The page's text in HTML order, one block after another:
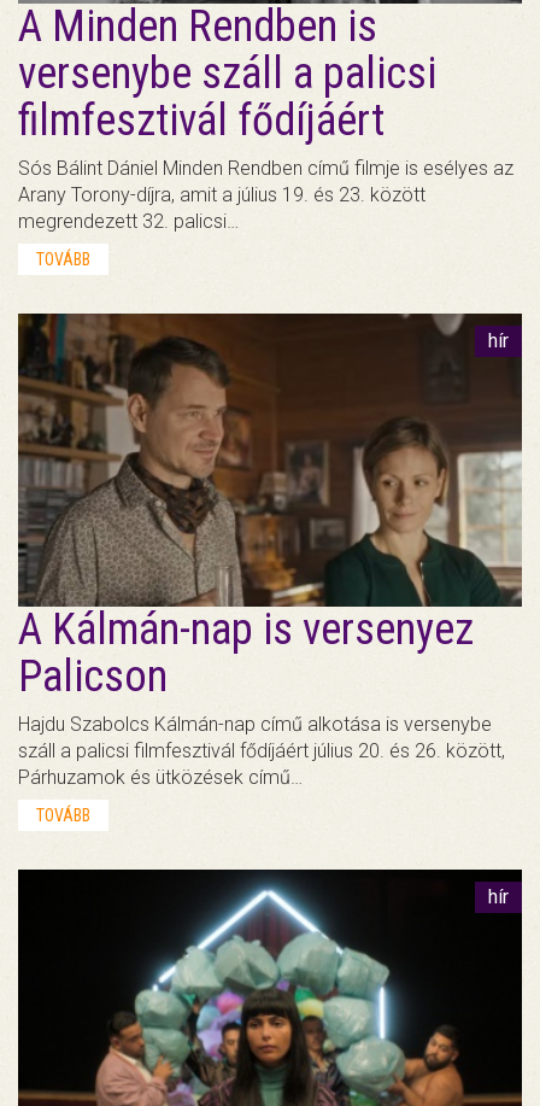
A Minden Rendben is
versenybe száll a palicsi
filmfesztivál fődíjáért
Sós Bálint Dániel Minden Rendben című filmje is esélyes az
Arany Torony-díjra, amit a július 19. és 23. között
megrendezett 32. palicsi…
TOVÁBB
hír
A Kálmán-nap is versenyez
Palicson
Hajdu Szabolcs Kálmán-nap című alkotása is versenybe
száll a palicsi filmfesztivál fődíjáért július 20. és 26. között,
Párhuzamok és ütközések című…
TOVÁBB
hír